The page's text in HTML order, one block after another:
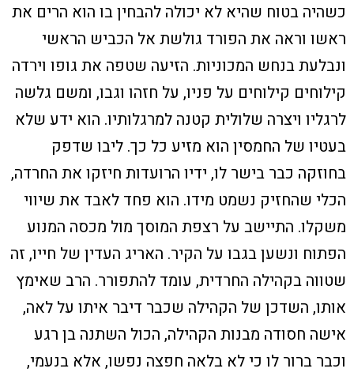
כשהיה בטוח שהיא לא יכולה להבחין בו הוא הרים את
ראשו וראה את הפורד גולשת אל הכביש הראשי
ונבלעת בנחש המכוניות. הזיעה שטפה את גופו וירדה
קילוחים קילוחים על פניו, על חזהו וגבו, ומשם גלשה
לרגליו ויצרה שלולית קטנה למרגלותיו. הוא ידע שלא
בעטיו של החמסין הוא מזיע כל כך. ליבו שדפק
בחוזקה כבר בישר לו, ידיו הרועדות חיזקו את החרדה,
הכלי שהחזיק נשמט מידו. הוא פחד לאבד את שיווי
משקלו. התיישב על רצפת המוסך מול מכסה המנוע
הפתוח ונשען בגבו על הקיר. האריג העדין של חייו, זה
שטווה בקהילה החרדית, עומד להתפורר. הרב שאימץ
אותו, השדכן של הקהילה שכבר דיבר איתו על לאה,
אישה חסודה מבנות הקהילה, הכול השתנה בן רגע
וכבר ברור לו כי לא בלאה חפצה נפשו, אלא בנעמי,